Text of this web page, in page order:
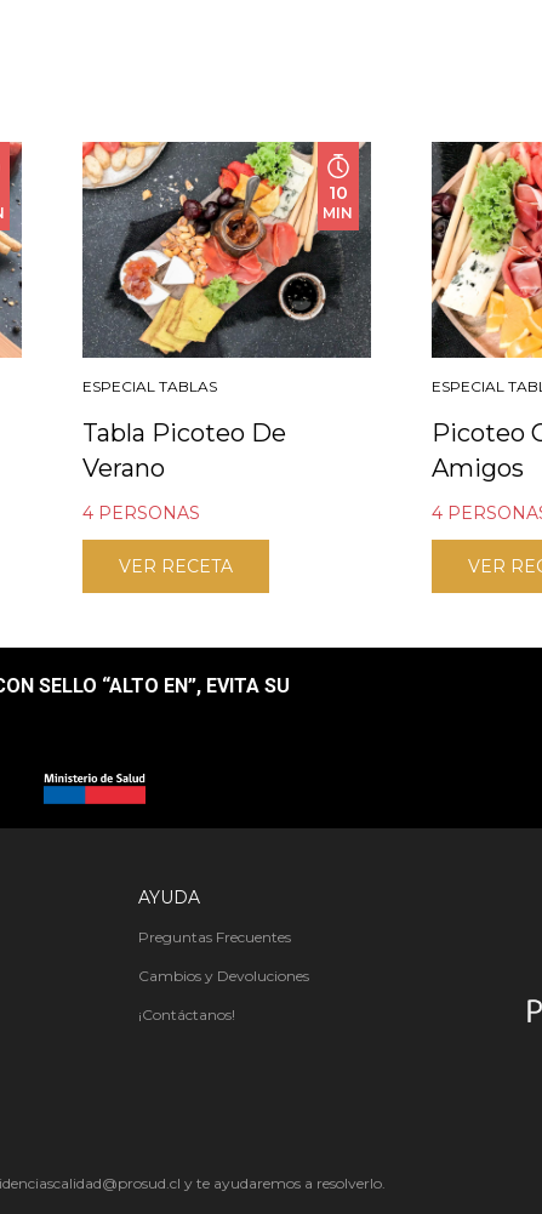
10
MIN
ESPECIAL TABLAS
Tabla Picoteo De
Verano
4 PERSONAS
VER RECETA
ESPECIAL
Picoteo
Amigos
4
VER
SELLO “ALTO EN”, EVITA SU
AYUDA
Preguntas Frecuentes
Cambios y Devoluciones
¡Contáctanos!
y te ayudaremos a resolverlo.